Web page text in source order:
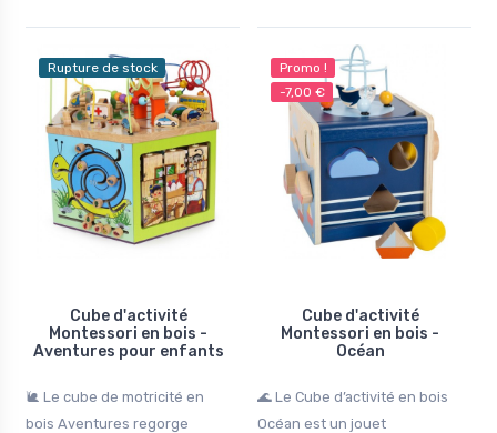
Rupture de stock
Cube d'activité
Montessori en bois -
Aventures pour enfants
🐌 Le cube de motricité en
bois Aventures regorge
Promo !
-7,00 €
Cube d'activité
Montessori en bois -
Océan
🌊 Le Cube d’activité en bois
Océan est un jouet